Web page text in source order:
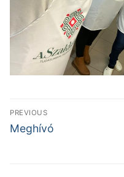
Bejegyzés
navigáció
PREVIOUS
Previous
Meghívó